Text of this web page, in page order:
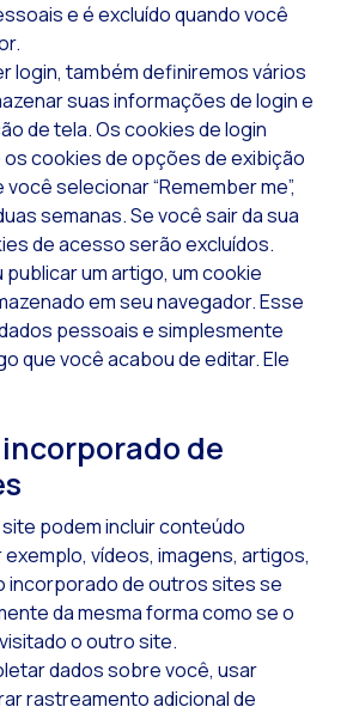
Automatize a
Gerenciamento
Agora você pode
Maximize suas
Inovando a
Simplifique os
Aproximar
OneMarketer
Recuperação de
Seasonalities:
Mobilidade
O novo ponto de
Rastreabilidade da
e é excluído quando você
login, também definiremos vários
suas informações de login e
de tela. Os cookies de login
os cookies de opções de exibição
você selecionar “Remember me”,
semanas. Se você sair da sua
de acesso serão excluídos.
um artigo, um cookie
em seu navegador. Esse
pessoais e simplesmente
que você acabou de editar. Ele
de
podem incluir conteúdo
vídeos, imagens, artigos,
incorporado de outros sites se
da mesma forma como se o
o outro site.
dados sobre você, usar
rastreamento adicional de